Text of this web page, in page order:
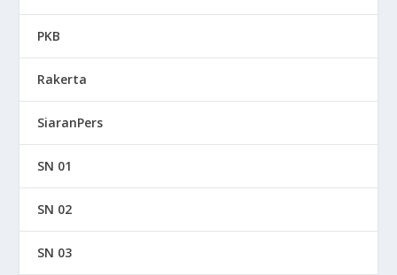
PKB
Rakerta
SiaranPers
SN 01
SN 02
SN 03